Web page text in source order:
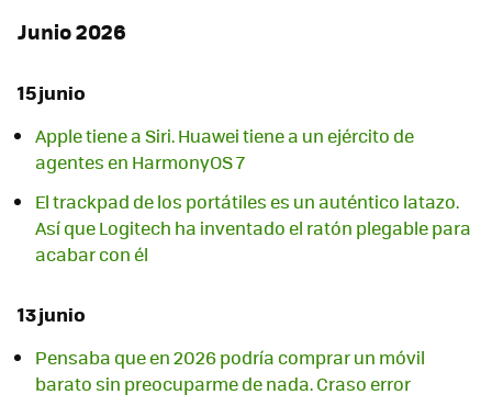
Junio 2026
15 junio
Apple tiene a Siri. Huawei tiene a un ejército de
agentes en HarmonyOS 7
El trackpad de los portátiles es un auténtico latazo.
Así que Logitech ha inventado el ratón plegable para
acabar con él
13 junio
Pensaba que en 2026 podría comprar un móvil
barato sin preocuparme de nada. Craso error